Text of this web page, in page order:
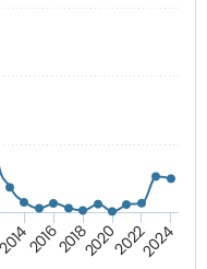
20162018202020222024